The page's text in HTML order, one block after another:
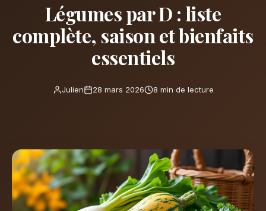
Légumes par D : liste
complète, saison et bienfaits
essentiels
Julien 28 mars 2026 8 min de lecture